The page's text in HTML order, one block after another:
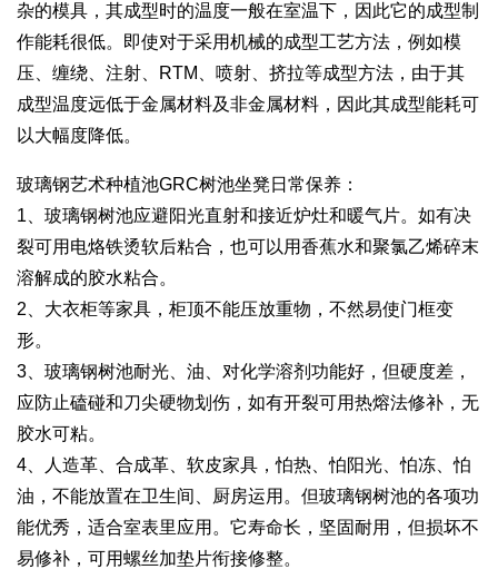
杂的模具，其成型时的温度一般在室温下，因此它的成型制
作能耗很低。即使对于采用机械的成型工艺方法，例如模
压、缠绕、注射、RTM、喷射、挤拉等成型方法，由于其
成型温度远低于金属材料及非金属材料，因此其成型能耗可
以大幅度降低。
玻璃钢艺术种植池GRC树池坐凳日常保养：
1、玻璃钢树池应避阳光直射和接近炉灶和暖气片。如有决
裂可用电烙铁烫软后粘合，也可以用香蕉水和聚氯乙烯碎末
溶解成的胶水粘合。
2、大衣柜等家具，柜顶不能压放重物，不然易使门框变
形。
3、玻璃钢树池耐光、油、对化学溶剂功能好，但硬度差，
应防止磕碰和刀尖硬物划伤，如有开裂可用热熔法修补，无
胶水可粘。
4、人造革、合成革、软皮家具，怕热、怕阳光、怕冻、怕
油，不能放置在卫生间、厨房运用。但玻璃钢树池的各项功
能优秀，适合室表里应用。它寿命长，坚固耐用，但损坏不
易修补，可用螺丝加垫片衔接修整。